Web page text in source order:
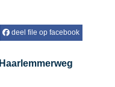
deel file op facebook
Haarlemmerweg